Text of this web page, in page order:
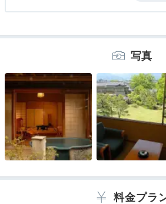
食事は特に変わった物は無かったですが、
部屋の一室を改造して作った貸切風呂（￥
アクセス 3.0 コスパ 2.5 客室 2.5 接客対応
写真
料金プラ